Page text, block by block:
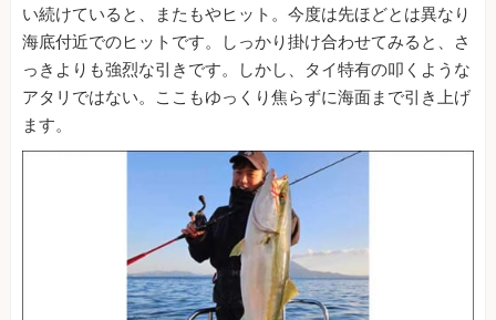
い続けていると、またもやヒット。今度は先ほどとは異なり
海底付近でのヒットです。しっかり掛け合わせてみると、さ
っきよりも強烈な引きです。しかし、タイ特有の叩くような
アタリではない。ここもゆっくり焦らずに海面まで引き上げ
ます。